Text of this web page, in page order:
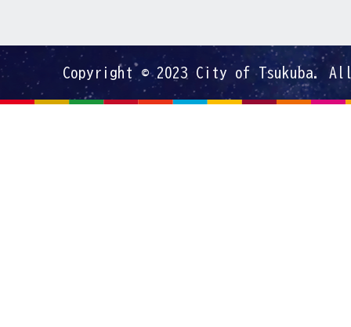
Copyright © 2023 City of Tsukuba.